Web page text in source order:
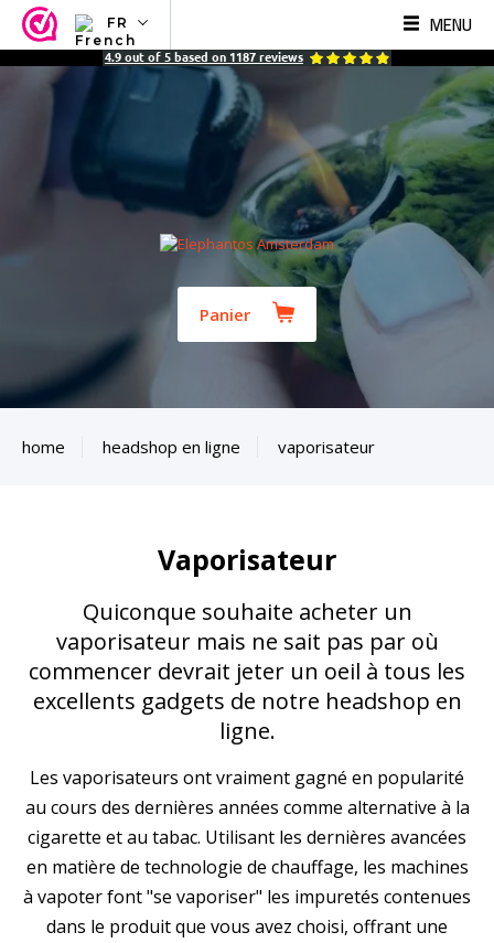
FR
NL
ES
MENU
4.9 out of 5 based on 1187 reviews
Panier
home headshop en ligne vaporisateur
Vaporisateur
Quiconque souhaite acheter un
vaporisateur mais ne sait pas par où
commencer devrait jeter un oeil à tous les
excellents gadgets de notre headshop en
ligne.
Les vaporisateurs ont vraiment gagné en popularité
au cours des dernières années comme alternative à la
cigarette et au tabac. Utilisant les dernières avancées
en matière de technologie de chauffage, les machines
à vapoter font "se vaporiser" les impuretés contenues
dans le produit que vous avez choisi, offrant une